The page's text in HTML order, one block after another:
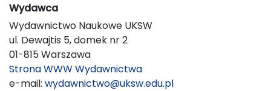
Wydawca
Wydawnictwo Naukowe UKSW
ul. Dewajtis 5, domek nr 2
01-815 Warszawa
Strona WWW Wydawnictwa
e-mail: wydawnictwo@uksw.edu.pl